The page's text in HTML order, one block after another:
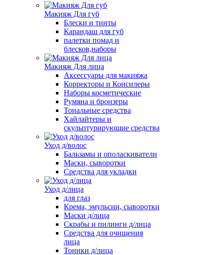
Макияж Для губ
Блески и тинты
Карандаш для губ
палетки помад и
блесков,наборы
Макияж Для лица
Аксессуары для макияжа
Корректоры и Консилеры
Наборы косметические
Румяна и бронзеры
Тональные средства
Хайлайтеры и
скульптурирующие средства
Уход д/волос
Бальзамы и ополаскиватели
Маски, сыворотки
Средства для укладки
Уход д/лица
для глаз
Крема, эмульсии, сыворотки
Маски д/лица
Скрабы и пилинги д/лица
Средства для очищения
лица
Тоники д/лица